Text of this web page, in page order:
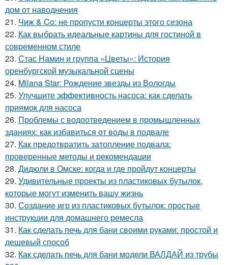
дом от наводнения
21. Чиж & Co: не пропусти концерты этого сезона
22. Как выбрать идеальные картины для гостиной в
современном стиле
23. Стас Намин и группа «Цветы»: История
оренбургской музыкальной сцены
24. Milana Star: Рождение звезды из Вологды
25. Улучшите эффективность насоса: как сделать
приямок для насоса
26. Проблемы с водоотведением в промышленных
зданиях: как избавиться от воды в подвале
27. Как предотвратить затопление подвала:
проверенные методы и рекомендации
28. Дидюли в Омске: когда и где пройдут концерты
29. Удивительные проекты из пластиковых бутылок,
которые могут изменить вашу жизнь
30. Создание игр из пластиковых бутылок: простые
инструкции для домашнего ремесла
31. Как сделать печь для бани своими руками: простой и
дешевый способ
32. Как сделать печь для бани модели ВАЛДАЙ из трубы